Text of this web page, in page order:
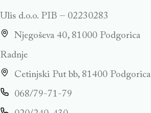
Ulis d.o.o. PIB – 02230283
Njegoševa 40, 81000 Podgorica
Radnje
Cetinjski Put bb, 81400 Podgorica
068/79-71-79